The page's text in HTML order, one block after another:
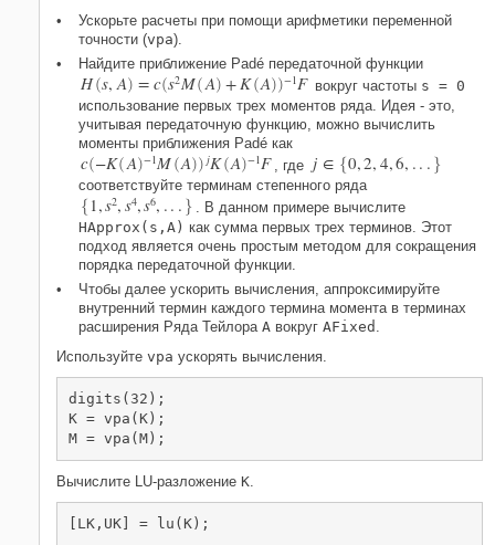
Ускорьте расчеты при помощи арифметики переменной
точности (vpa).
Найдите приближение Padé передаточной функции
H(s, A) =c(s2M( A) +K( A))−1F вокруг частоты s = 0
использование первых трех моментов ряда. Идея - это,
учитывая передаточную функцию, можно вычислить
моменты приближения Padé как
c(−K( A)−1M( A))jK( A)−1F , где j ∈ {0,2,4,6, .. . }
соответствуйте терминам степенного ряда
{ 1,s2,s4,s6, .. . }
. В данном примере вычислите
HApprox(s,A) как сумма первых трех терминов. Этот
подход является очень простым методом для сокращения
порядка передаточной функции.
Чтобы далее ускорить вычисления, аппроксимируйте
внутренний термин каждого термина момента в терминах
расширения Ряда Тейлора A вокруг AFixed
Используйте vpa ускорять вычисления.
digits(32);
K = vpa(K);
M = vpa(M);
Вычислите LU-разложение K
[LK,UK] = lu(K);